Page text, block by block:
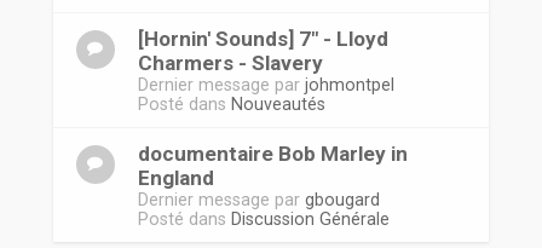
[Hornin' Sounds] 7" - Lloyd
Charmers - Slavery
Dernier message par johmontpel
Posté dans Nouveautés
documentaire Bob Marley in
England
Dernier message par gbougard
Posté dans Discussion Générale